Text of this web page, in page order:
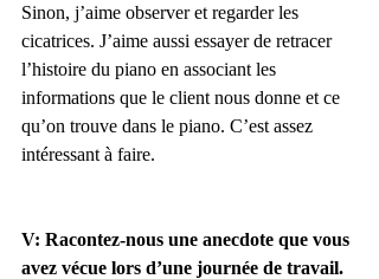
Sinon, j’aime observer et regarder les
cicatrices. J’aime aussi essayer de retracer
l’histoire du piano en associant les
informations que le client nous donne et ce
qu’on trouve dans le piano. C’est assez
intéressant à faire.
V: Racontez-nous une anecdote que vous
avez vécue lors d’une journée de travail.